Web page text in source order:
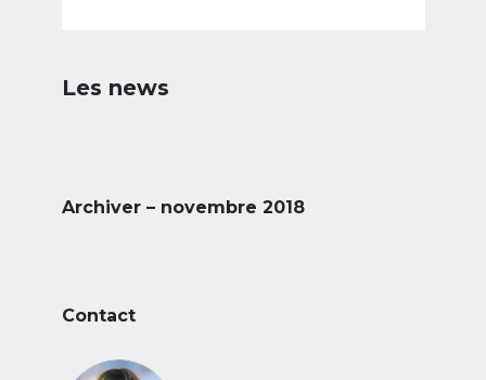
Les news
Archiver – novembre 2018
Contact